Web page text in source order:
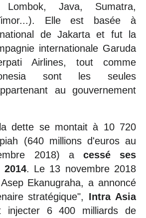
Java, Sumatra,
Elle est basée à
de Jakarta et fut la
internationale Garuda
Airlines, tout comme
sont les seules
au gouvernement
dette se montait à 10 720
(640 millions d'euros au
2018) a cessé ses
. Le 13 novembre 2018
Ekanugraha, a annoncé
stratégique", Intra Asia
injecter 6 400 milliards de